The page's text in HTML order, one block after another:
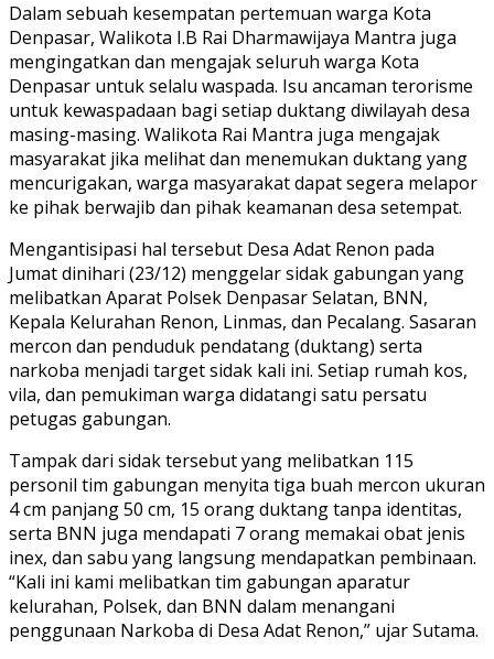
Dalam sebuah kesempatan pertemuan warga Kota
Denpasar, Walikota I.B Rai Dharmawijaya Mantra juga
mengingatkan dan mengajak seluruh warga Kota
Denpasar untuk selalu waspada. Isu ancaman terorisme
untuk kewaspadaan bagi setiap duktang diwilayah desa
masing-masing. Walikota Rai Mantra juga mengajak
masyarakat jika melihat dan menemukan duktang yang
mencurigakan, warga masyarakat dapat segera melapor
ke pihak berwajib dan pihak keamanan desa setempat.
Mengantisipasi hal tersebut Desa Adat Renon pada
Jumat dinihari (23/12) menggelar sidak gabungan yang
melibatkan Aparat Polsek Denpasar Selatan, BNN,
Kepala Kelurahan Renon, Linmas, dan Pecalang. Sasaran
mercon dan penduduk pendatang (duktang) serta
narkoba menjadi target sidak kali ini. Setiap rumah kos,
vila, dan pemukiman warga didatangi satu persatu
petugas gabungan.
Tampak dari sidak tersebut yang melibatkan 115
personil tim gabungan menyita tiga buah mercon ukuran
4 cm panjang 50 cm, 15 orang duktang tanpa identitas,
serta BNN juga mendapati 7 orang memakai obat jenis
inex, dan sabu yang langsung mendapatkan pembinaan.
“Kali ini kami melibatkan tim gabungan aparatur
kelurahan, Polsek, dan BNN dalam menangani
penggunaan Narkoba di Desa Adat Renon,” ujar Sutama.